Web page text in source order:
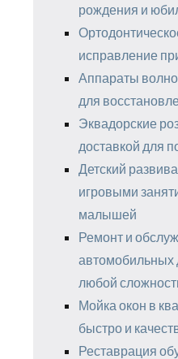
рождения и
исправление
Аппараты
для
Эквадорские
доставкой для
Детский
игровыми
малышей
Ремонт и
автомобильных
любой
Мойка окон в
быстро и
Реставрация